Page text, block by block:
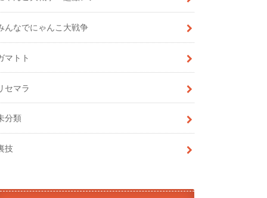
んなでにゃんこ大戦争
マトト
セマラ
分類
技